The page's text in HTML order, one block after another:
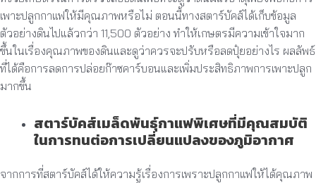
เพาะปลูกกาแฟให้มีคุณภาพหรือไม่ ตอนนี้ทางสตาร์บัคส์ได้เก็บข้อมูล
ตัวอย่างดินไปแล้วกว่า 11,500 ตัวอย่าง ทำให้เกษตรมีความเข้าใจมาก
ขึ้นในเรื่องคุณภาพของดินและดูว่าควรจะปรับหรือลดปุ๋ยอย่างไร ผลลัพธ์
ที่ได้คือการลดการปล่อยก๊าซคาร์บอนและเพิ่มประสิทธิภาพการเพาะปลูก
มากขึ้น
สตาร์บัคส์เมล็ดพันธุ์กาแฟพิเศษที่มีคุณสมบัติ
ในการทนต่อการเปลี่ยนแปลงของภูมิอากาศ
จากการที่สตาร์บัคส์ได้ให้ความรู้เรื่องการเพราะปลูกกาแฟให้ได้คุณภาพ